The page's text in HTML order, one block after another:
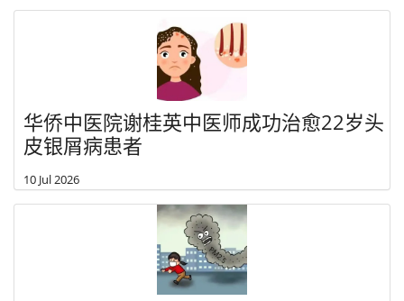
华侨中医院谢桂英中医师成功治愈22岁头
皮银屑病患者
10 Jul 2026